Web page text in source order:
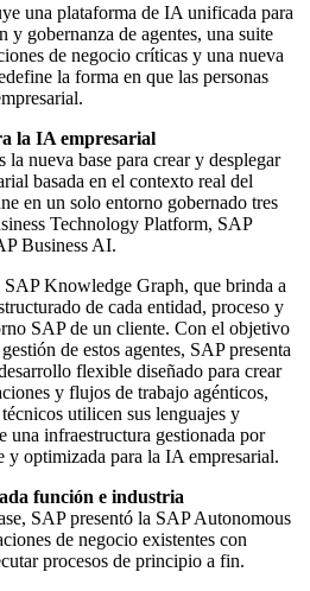
una plataforma de IA unificada para
y gobernanza de agentes, una suite
de negocio críticas y una nueva
la forma en que las personas
la IA empresarial
nueva base para crear y desplegar
basada en el contexto real del
en un solo entorno gobernado tres
Technology Platform, SAP
Business AI.
SAP Knowledge Graph, que brinda a
de cada entidad, proceso y
SAP de un cliente. Con el objetivo
de estos agentes, SAP presenta
flexible diseñado para crear
y flujos de trabajo agénticos,
utilicen sus lenguajes y
una infraestructura gestionada por
y optimizada para la IA empresarial.
función e industria
SAP presentó la SAP Autonomous
de negocio existentes con
procesos de principio a fin.